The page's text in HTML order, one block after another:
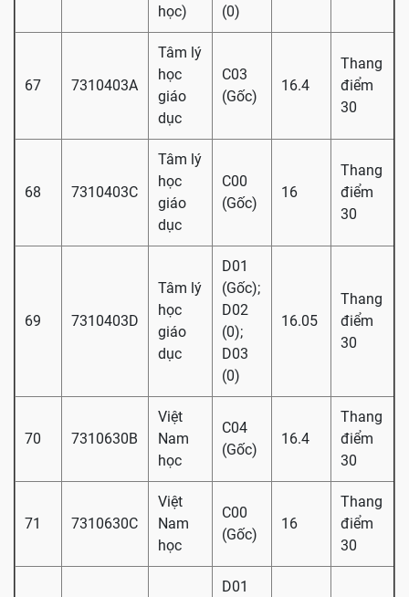
học)
(0)
67 7310403A
Tâm lý
học
giáo
dục
C03
(Gốc)
16.4
Thang
điểm
30
68 7310403C
Tâm lý
học
giáo
dục
C00
(Gốc)
16
Thang
điểm
30
69 7310403D
Tâm lý
học
giáo
dục
D01
(Gốc);
D02
(0);
D03
(0)
16.05
Thang
điểm
30
70 7310630B
Việt
Nam
học
C04
(Gốc)
16.4
Thang
điểm
30
71 7310630C
Việt
Nam
học
C00
(Gốc)
16
Thang
điểm
30
D01